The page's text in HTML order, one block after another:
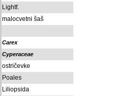
Lightf.
malocvetni šaš
Carex
Cyperaceae
ostričevke
Poales
Liliopsida